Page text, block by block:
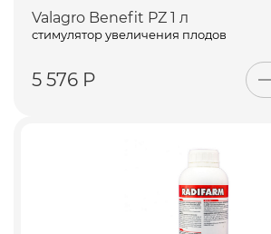
Valagro Benefit PZ 1 л
стимулятор увеличения плодов
5 576 Р